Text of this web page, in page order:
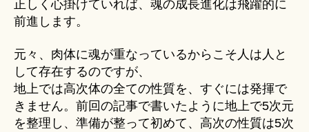
正しく心掛けていれば、魂の成長進化は飛躍的に
前進します。
元々、肉体に魂が重なっているからこそ人は人と
して存在するのですが、
地上では高次体の全ての性質を、すぐには発揮で
きません。前回の記事で書いたように地上で5次元
を整理し、準備が整って初めて、高次の性質は5次